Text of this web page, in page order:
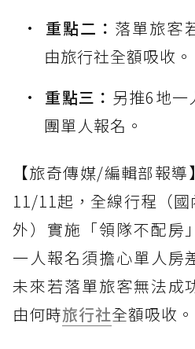
重點二： 落單旅客
由旅行社全額吸收。
重點三： 另推6地一
團單人報名。
【旅奇傳媒/編輯部報
11/11起，全線行程（
外）實施「領隊不配房
一人報名須擔心單人房
未來若落單旅客無法成
由何時旅行社全額吸收。